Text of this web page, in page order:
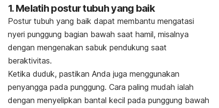
1. Melatih postur tubuh yang baik
Postur tubuh yang baik dapat membantu mengatasi
nyeri punggung bagian bawah saat hamil, misalnya
dengan mengenakan sabuk pendukung saat
beraktivitas.
Ketika duduk, pastikan Anda juga menggunakan
penyangga pada punggung. Cara paling mudah ialah
dengan menyelipkan bantal kecil pada punggung bawah